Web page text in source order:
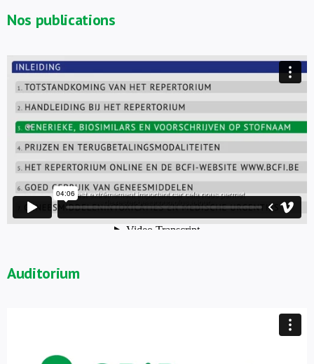
Nos publications
Auditorium